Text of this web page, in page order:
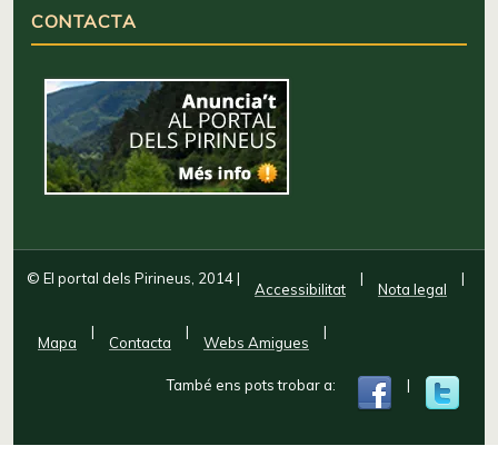
CONTACTA
© El portal dels Pirineus, 2014|
Accessibilitat
|
Nota legal
|
Mapa
|
Contacta
|
Webs Amigues
|
També ens pots trobar a: |